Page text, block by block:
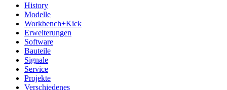
History
Modelle
Workbench+Kick
Erweiterungen
Software
Bauteile
Signale
Service
Projekte
Verschiedenes